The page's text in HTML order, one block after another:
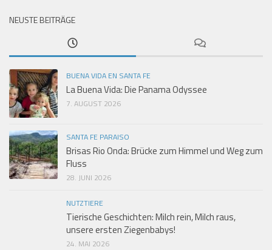
NEUSTE BEITRÄGE
BUENA VIDA EN SANTA FE
La Buena Vida: Die Panama Odyssee
7. AUGUST 2026
SANTA FE PARAISO
Brisas Rio Onda: Brücke zum Himmel und Weg zum
Fluss
28. JUNI 2026
NUTZTIERE
Tierische Geschichten: Milch rein, Milch raus,
unsere ersten Ziegenbabys!
24. MAI 2026